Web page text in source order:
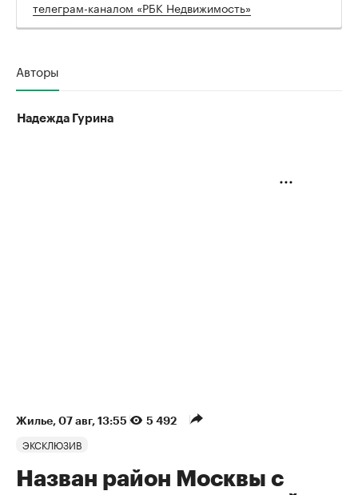
телеграм-каналом «РБК Недвижимость»
Авторы
Надежда Гурина
Жилье⁠, 07 авг, 13:55 5 492
ЭКСКЛЮЗИВ
Назван район Москвы с